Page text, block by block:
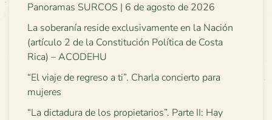
Panoramas SURCOS | 6 de agosto de 2026
La soberanía reside exclusivamente en la Nación
(artículo 2 de la Constitución Política de Costa
Rica) – ACODEHU
“El viaje de regreso a ti”. Charla concierto para
mujeres
“La dictadura de los propietarios”. Parte II: Hay